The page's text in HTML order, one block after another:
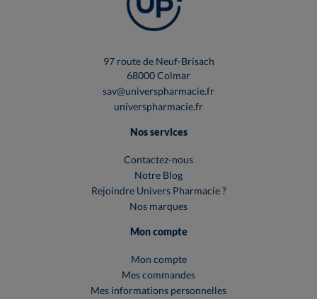
97 route de Neuf-Brisach
68000 Colmar
sav@universpharmacie.fr
universpharmacie.fr
Nos services
Contactez-nous
Notre Blog
Rejoindre Univers Pharmacie ?
Nos marques
Mon compte
Mon compte
Mes commandes
Mes informations personnelles